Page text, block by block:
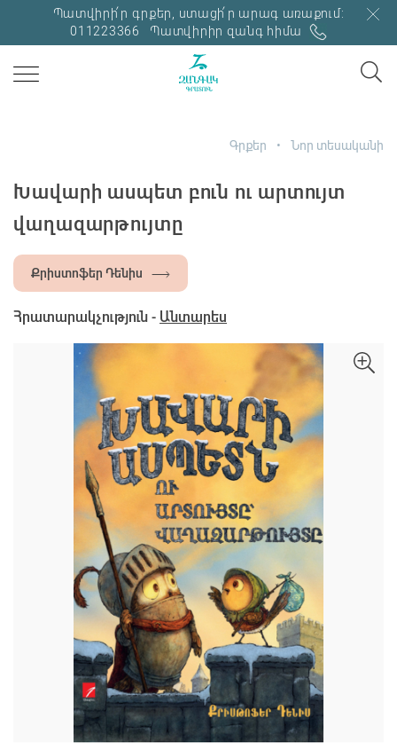
Պատվիրի՛ր գրքեր, ստացի՛ր արագ առաքում:
011223366
Պատվիրիր զանգ հիմա
Գրքեր Նոր տեսականի
Խավարի ասպետ բուն ու արտույտ
վաղազարթույտը
Քրիստոֆեր Դենիս
Հրատարակչություն - Անտարես